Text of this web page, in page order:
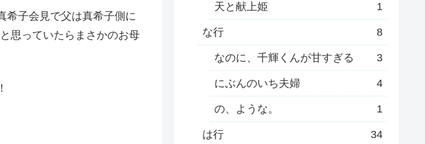
希子会見で父は真希子側に
思っていたらまさかのお母
天と献上姫 1
な行 8
なのに、千輝くんが甘すぎる 3
にぶんのいち夫婦 4
の、ような。 1
は行 34